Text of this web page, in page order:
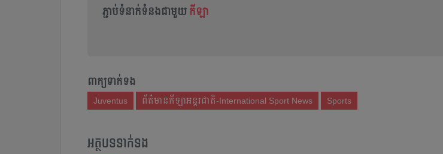
ភ្ជាប់ទំនាក់ទំនងជាមួយ កីឡា
ពាក្យទាក់ទង
Juventus ព័ត៌មានកីឡាអន្តរជាតិ-International Sport News Sports
អត្ថបទទាក់ទង